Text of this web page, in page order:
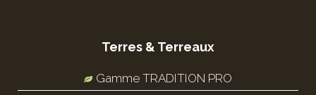
Terres & Terreaux
Gamme TRADITION PRO